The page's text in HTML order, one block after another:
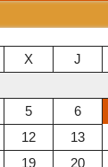
X J
5 6
12 13
19 20